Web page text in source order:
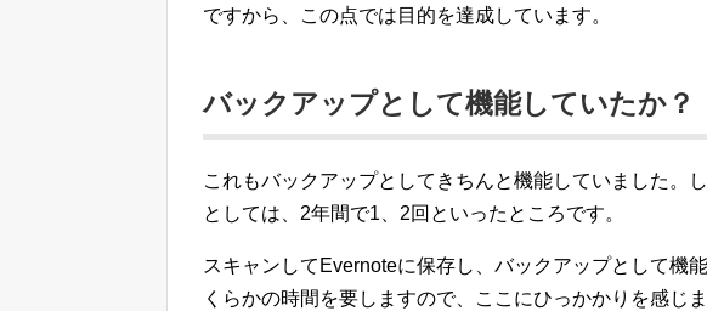
ですから、この点では目的を達成しています。
バックアップとして機能していたか？
これもバックアップとしてきちんと機能していました。
としては、2年間で1、2回といったところです。
スキャンしてEvernoteに保存し、バックアップとして機
くらかの時間を要しますので、ここにひっかかりを感じま